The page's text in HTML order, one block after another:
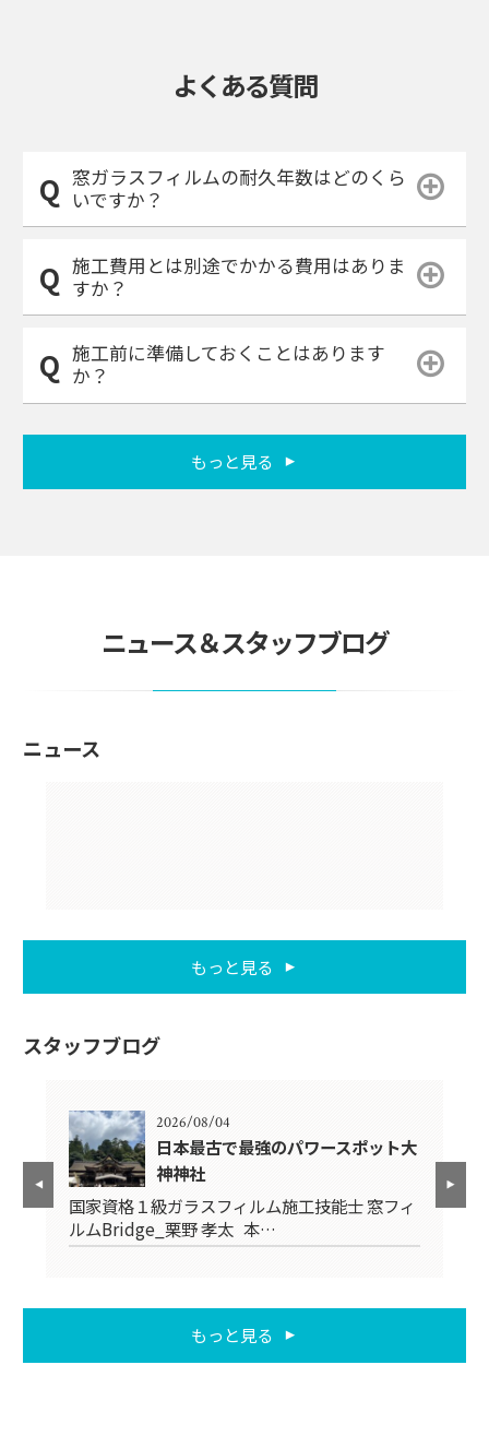
よくある質問
窓ガラスフィルムの耐久年数はどのくら
いですか？
施工費用とは別途でかかる費用はありま
すか？
施工前に準備しておくことはあります
か？
もっと見る
ニュース＆スタッフブログ
ニュース
もっと見る
スタッフブログ
2026/08/04
日本最古で最強のパワースポット大
神神社
国家資格１級ガラスフィルム施工技能士 窓フィ
ルムBridge_栗野 孝太 本…
もっと見る